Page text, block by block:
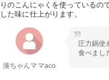
りのこんにゃくを使っているの
した味に仕上がります。
湊ちゃんママaco
圧力鍋使
食べまし